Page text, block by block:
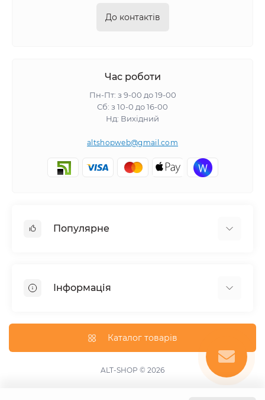
До контактів
Час роботи
Пн-Пт: з 9-00 до 19-00
Сб: з 10-0 до 16-00
Нд: Вихідний
altshopweb@gmail.com
Популярне
Відпочинок, туризм
Товари для автомобілів
Інформація
Умови повернення
Зворотній зв'язок
Каталог товарів
ALT-SHOP © 2026